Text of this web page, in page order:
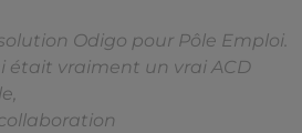
Odigo pour Pôle Emploi.
était vraiment un vrai ACD